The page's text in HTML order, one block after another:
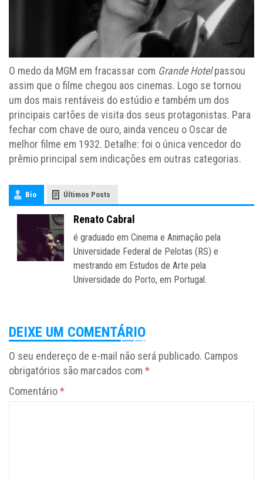
O medo da MGM em fracassar com Grande Hotelpassou
assim que o filme chegou aos cinemas. Logo se tornou
um dos mais rentáveis do estúdio e também um dos
principais cartões de visita dos seus protagonistas. Para
fechar com chave de ouro, ainda venceu o Oscar de
melhor filme em 1932. Detalhe: foi o única vencedor do
prêmio principal sem indicações em outras categorias.
Bio Últimos Posts
Renato Cabral
é graduado em Cinema e Animação pela
Universidade Federal de Pelotas (RS) e
mestrando em Estudos de Arte pela
Universidade do Porto, em Portugal.
DEIXE UM COMENTÁRIO
O seu endereço de e-mail não será publicado. Campos
obrigatórios são marcados com *
Comentário*